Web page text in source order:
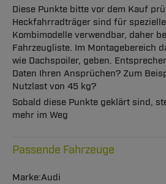
Diese Punkte bitte vor dem Kauf
Heckfahrradträger sind für
Kombimodelle verwendbar, daher
Fahrzeugliste. Im Montagebereich
wie Dachspoiler, geben.
Daten Ihren Ansprüchen? Zum
Nutzlast von 45 kg?
Sobald diese Punkte geklärt sind,
mehr im Weg
Passende Fahrzeuge
Audi